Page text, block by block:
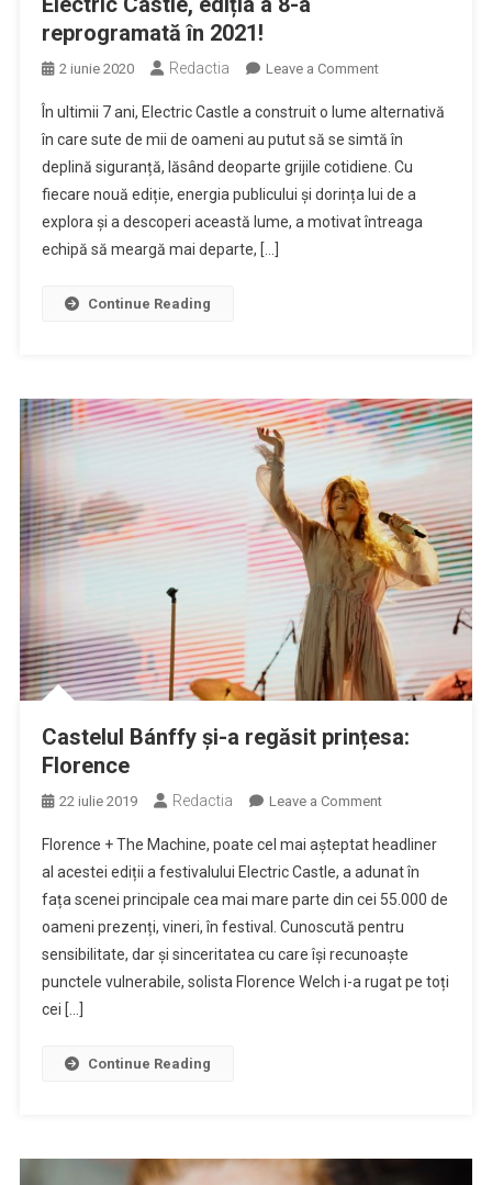
reprogramată în 2021!
2 iunie 2020 Redactia Leave a Commenton
Castle,
ediția
a
8-
a
În ultimii 7 ani, Electric Castle a construit o lume alternativă
în care sute de mii de oameni au putut să se simtă în
deplină siguranță, lăsând deoparte grijile cotidiene. Cu
fiecare nouă ediție, energia publicului și dorința lui de a
explora și a descoperi această lume, a motivat întreaga
echipă să meargă mai departe, […]
Continue Reading
Castelul Bánffy și-a regăsit prințesa:
Florence
22 iulie 2019 Redactia Leave a Commenton
Bánffy
și-
a
regăsit
prințesa:
Florence
Florence + The Machine, poate cel mai așteptat headliner
al acestei ediții a festivalului Electric Castle, a adunat în
fața scenei principale cea mai mare parte din cei 55.000 de
oameni prezenți, vineri, în festival. Cunoscută pentru
sensibilitate, dar și sinceritatea cu care își recunoaște
punctele vulnerabile, solista Florence Welch i-a rugat pe toți
cei […]
Continue Reading